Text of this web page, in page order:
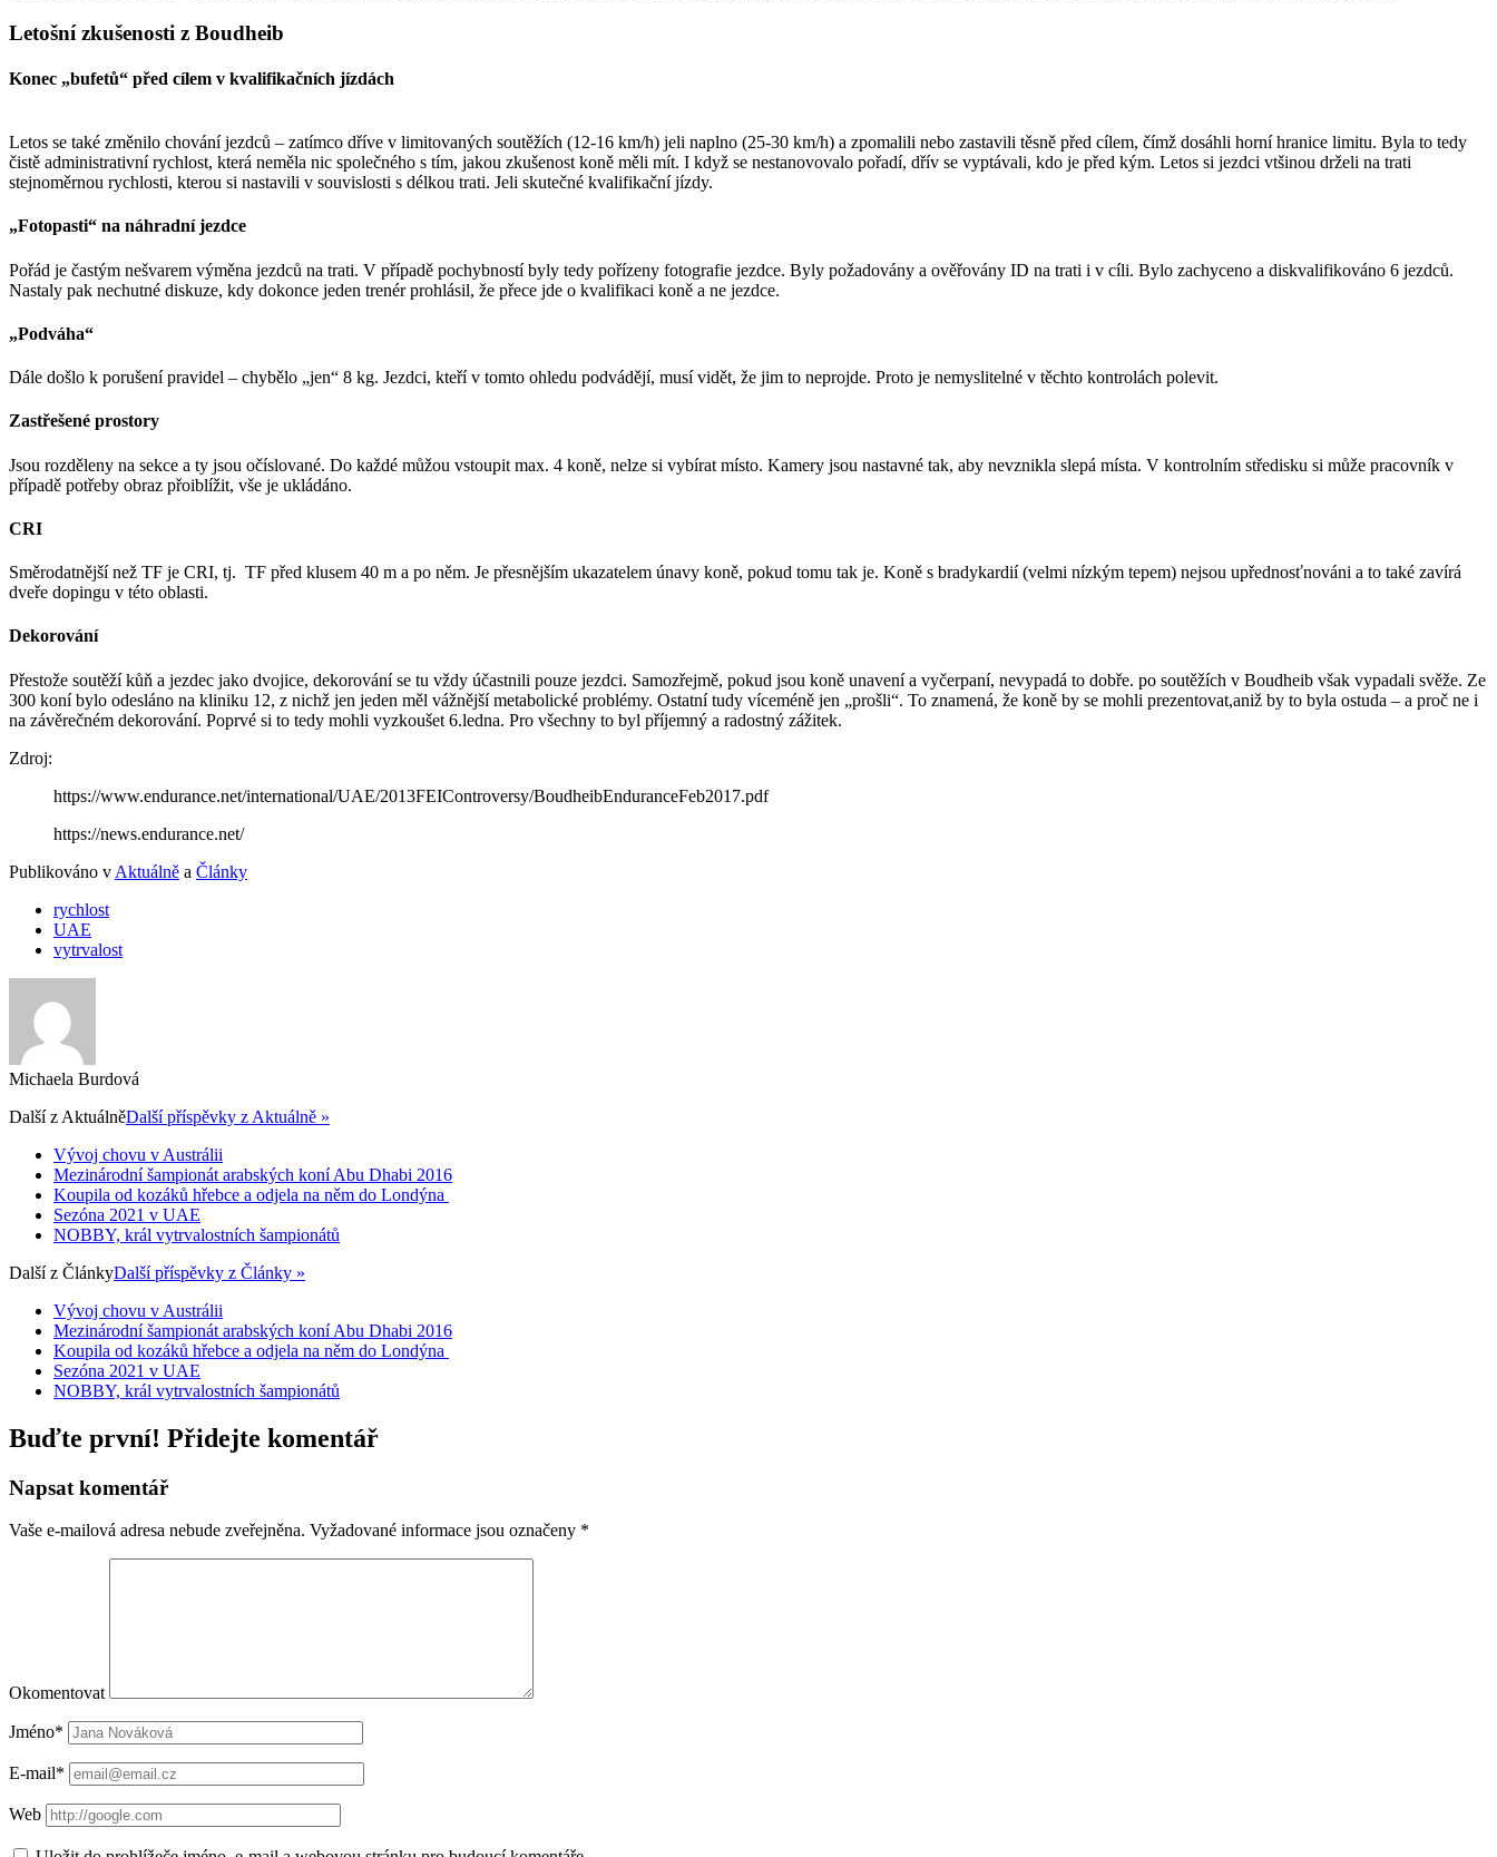
Letošní zkušenosti z Boudheib
Konec „bufetů“ před cílem v kvalifikačních jízdách
Letos se také změnilo chování jezdců – zatímco dříve v limitovaných soutěžích (12-16 km/h) jeli naplno (25-30 km/h) a zpomalili nebo zastavili těsně před cílem, čímž dosáhli horní hranice limitu. Byla to tedy
čistě administrativní rychlost, která neměla nic společného s tím, jakou zkušenost koně měli mít. I když se nestanovovalo pořadí, dřív se vyptávali, kdo je před kým. Letos si jezdci vtšinou drželi na trati
stejnoměrnou rychlosti, kterou si nastavili v souvislosti s délkou trati. Jeli skutečné kvalifikační jízdy.
„Fotopasti“ na náhradní jezdce
Pořád je častým nešvarem výměna jezdců na trati. V případě pochybností byly tedy pořízeny fotografie jezdce. Byly požadovány a ověřovány ID na trati i v cíli. Bylo zachyceno a diskvalifikováno 6 jezdců.
Nastaly pak nechutné diskuze, kdy dokonce jeden trenér prohlásil, že přece jde o kvalifikaci koně a ne jezdce.
„Podváha“
Dále došlo k porušení pravidel – chybělo „jen“ 8 kg. Jezdci, kteří v tomto ohledu podvádějí, musí vidět, že jim to neprojde. Proto je nemyslitelné v těchto kontrolách polevit.
Zastřešené prostory
Jsou rozděleny na sekce a ty jsou očíslované. Do každé můžou vstoupit max. 4 koně, nelze si vybírat místo. Kamery jsou nastavné tak, aby nevznikla slepá místa. V kontrolním středisku si může pracovník v
případě potřeby obraz přoiblížit, vše je ukládáno.
CRI
Směrodatnější než TF je CRI, tj. TF před klusem 40 m a po něm. Je přesnějším ukazatelem únavy koně, pokud tomu tak je. Koně s bradykardií (velmi nízkým tepem) nejsou upřednosťnováni a to také zavírá
dveře dopingu v této oblasti.
Dekorování
Přestože soutěží kůň a jezdec jako dvojice, dekorování se tu vždy účastnili pouze jezdci. Samozřejmě, pokud jsou koně unavení a vyčerpaní, nevypadá to dobře. po soutěžích v Boudheib však vypadali svěže. Ze
300 koní bylo odesláno na kliniku 12, z nichž jen jeden měl vážnější metabolické problémy. Ostatní tudy víceméně jen „prošli“. To znamená, že koně by se mohli prezentovat,aniž by to byla ostuda – a proč ne i
na závěrečném dekorování. Poprvé si to tedy mohli vyzkoušet 6.ledna. Pro všechny to byl příjemný a radostný zážitek.
Zdroj:
https://www.endurance.net/international/UAE/2013FEIControversy/BoudheibEnduranceFeb2017.pdf
https://news.endurance.net/
Publikováno v Aktuálně a Články
rychlost
UAE
vytrvalost
Michaela Burdová
Další z AktuálněDalší příspěvky z Aktuálně »
Vývoj chovu v Austrálii
Mezinárodní šampionát arabských koní Abu Dhabi 2016
Koupila od kozáků hřebce a odjela na něm do Londýna
Sezóna 2021 v UAE
NOBBY, král vytrvalostních šampionátů
Další z ČlánkyDalší příspěvky z Články »
Vývoj chovu v Austrálii
Mezinárodní šampionát arabských koní Abu Dhabi 2016
Koupila od kozáků hřebce a odjela na něm do Londýna
Sezóna 2021 v UAE
NOBBY, král vytrvalostních šampionátů
Buďte první! Přidejte komentář
Napsat komentář
Vaše e-mailová adresa nebude zveřejněna. Vyžadované informace jsou označeny *
Okomentovat
Jméno*
E-mail*
Web